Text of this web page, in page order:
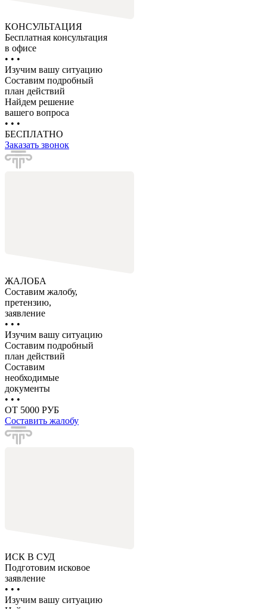
КОНСУЛЬТАЦИЯ
Бесплатная консультация
в офисе
• • •
Изучим вашу ситуацию
Составим подробный
план действий
Найдем решение
вашего вопроса
• • •
БЕСПЛАТНО
Заказать звонок
ЖАЛОБА
Составим жалобу,
претензию,
заявление
• • •
Изучим вашу ситуацию
Составим подробный
план действий
Составим
необходимые
документы
• • •
ОТ 5000 РУБ
Составить жалобу
ИСК В СУД
Подготовим исковое
заявление
• • •
Изучим вашу ситуацию